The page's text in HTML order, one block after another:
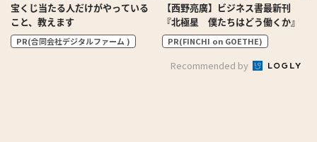
宝くじ当たる人だけがやっている
こと、教えます
PR(合同会社デジタルファーム )
【西野亮廣】ビジネス書最新刊
『北極星 僕たちはどう働くか』
PR(FINCHI on GOETHE)
Recommended by